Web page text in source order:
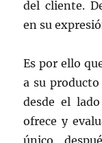
del cliente.
en su
Es por ello
a su
desde el
ofrece y